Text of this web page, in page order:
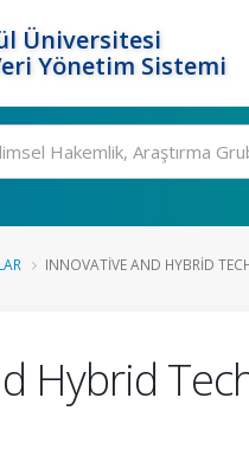
Üniversitesi
Yönetim Sistemi
INNOVATIVE AND HYBRID
Hybrid